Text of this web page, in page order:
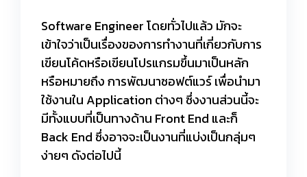
Software Engineer โดยทั่วไปแล้ว มักจะ
เข้าใจว่าเป็นเรื่องของการทำงานที่เกี่ยวกับการ
เขียนโค้ดหรือเขียนโปรแกรมขึ้นมาเป็นหลัก
หรือหมายถึง การพัฒนาซอฟต์แวร์ เพื่อนำมา
ใช้งานใน Application ต่างๆ ซึ่งงานส่วนนี้จะ
มีทั้งแบบที่เป็นทางด้าน Front End และก็
Back End ซึ่งอาจจะเป็นงานที่แบ่งเป็นกลุ่มๆ
ง่ายๆ ดังต่อไปนี้